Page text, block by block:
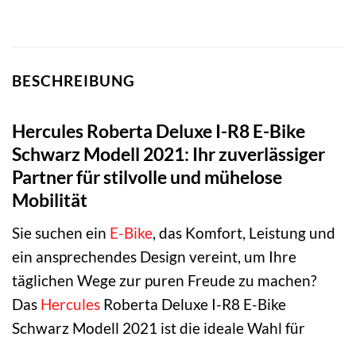
BESCHREIBUNG
Hercules Roberta Deluxe I-R8 E-Bike
Schwarz Modell 2021: Ihr zuverlässiger
Partner für stilvolle und mühelose
Mobilität
Sie suchen ein E-Bike, das Komfort, Leistung und
ein ansprechendes Design vereint, um Ihre
täglichen Wege zur puren Freude zu machen?
Das Hercules Roberta Deluxe I-R8 E-Bike
Schwarz Modell 2021 ist die ideale Wahl für